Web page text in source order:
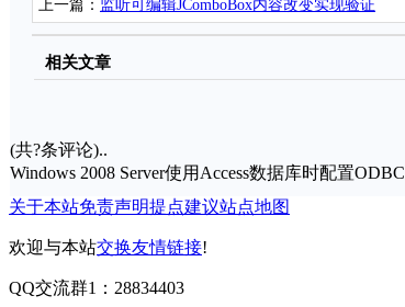
上一篇： 监听可编辑JComboBox内容改变实现验证
相关文章
(共?条评论)..
Windows 2008 Server使用Access数据库时配置ODBC
关于本站免责声明提点建议站点地图
欢迎与本站交换友情链接!
QQ交流群1：28834403